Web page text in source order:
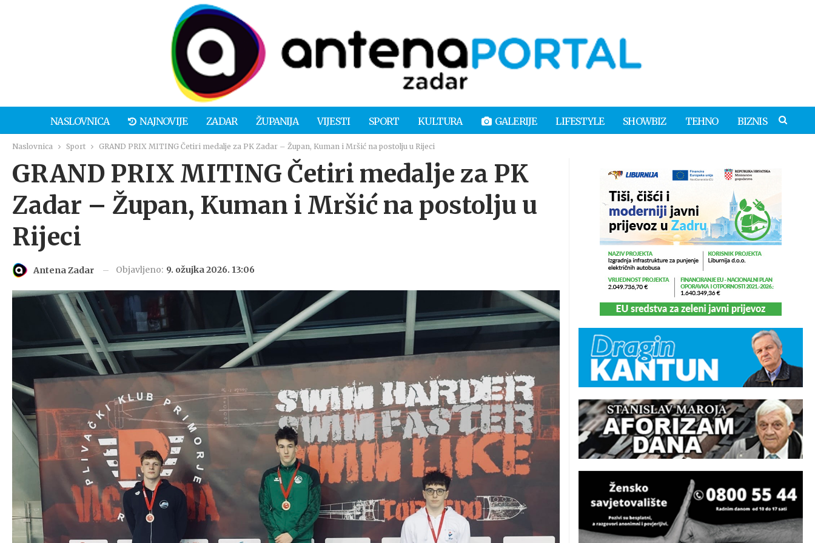
NASLOVNICA NAJNOVIJE ZADAR ŽUPANIJA VIJESTI SPORT KULTURA GALERIJE LIFESTYLE SHOWBIZ TEHNO BIZNIS
Naslovnica Sport GRAND PRIX MITING Četiri medalje za PK Zadar – Župan, Kuman i Mršić na postolju u Rijeci
GRAND PRIX MITING Četiri medalje za PK
Zadar – Župan, Kuman i Mršić na postolju u
Rijeci
Antena Zadar Objavljeno: 9. ožujka 2026. 13:06